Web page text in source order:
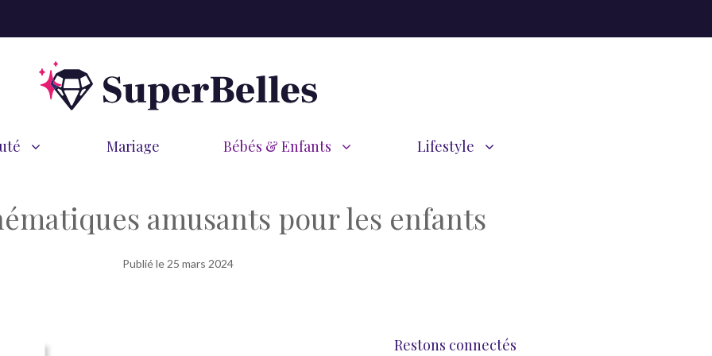
Mariage Bébés & Enfants Lifestyle
amusants pour les enfants
Publié le 25 mars 2024
Restons connectés